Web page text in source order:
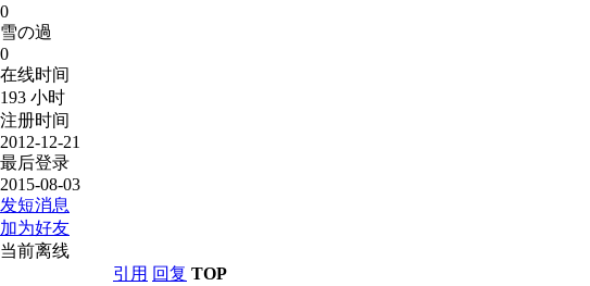
0
雪の過
0
在线时间
193 小时
注册时间
2012-12-21
最后登录
2015-08-03
发短消息
加为好友
当前离线
引用 回复 TOP